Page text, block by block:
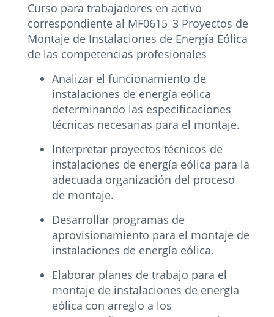
Curso para trabajadores en activo
correspondiente al MF0615_3 Proyectos de
Montaje de Instalaciones de Energía Eólica
de las competencias profesionales
Analizar el funcionamiento de
instalaciones de energía eólica
determinando las especificaciones
técnicas necesarias para el montaje.
Interpretar proyectos técnicos de
instalaciones de energía eólica para la
adecuada organización del proceso
de montaje.
Desarrollar programas de
aprovisionamiento para el montaje de
instalaciones de energía eólica.
Elaborar planes de trabajo para el
montaje de instalaciones de energía
eólica con arreglo a los